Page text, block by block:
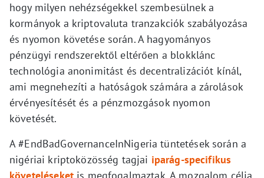
hogy milyen nehézségekkel szembesülnek a
kormányok a kriptovaluta tranzakciók szabályozása
és nyomon követése során. A hagyományos
pénzügyi rendszerektől eltérően a blokklánc
technológia anonimitást és decentralizációt kínál,
ami megnehezíti a hatóságok számára a zárolások
érvényesítését és a pénzmozgások nyomon
követését.
A #EndBadGovernanceInNigeria tüntetések során a
nigériai kriptoközösség tagjai iparág-specifikus